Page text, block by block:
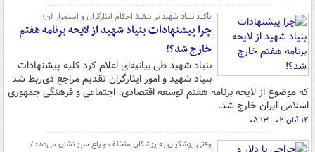
تأکید بنیاد شهید بر تنفیذ احکام ایثارگران و استمرار آن؛
چرا پیشنهادات بنیاد شهید از لایحه برنامه هفتم
خارج شد؟!
بنیاد شهید طی بیانیه‌ای اعلام کرد کلیه پیشنهادات
بنیاد شهید و امور ایثارگران تقدیم مراجع ذی‌ربط شد
که موضوع از لایحه برنامه هفتم توسعه اقتصادی، اجتماعی و فرهنگی جمهوری
اسلامی ایران خارج شد.
۱۴ آبان ۰۲ - ۰۸:۱۳
وقتی پزشکیان به پزشکان متخلف چراغ سبز نشان می‌دهد/